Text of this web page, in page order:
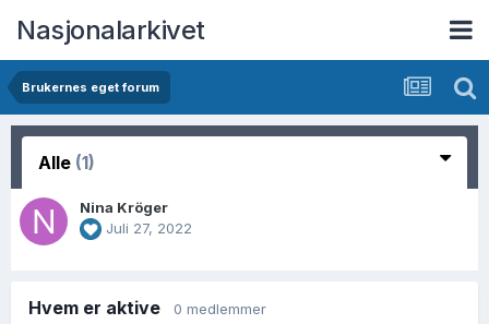
Nasjonalarkivet
Brukernes eget forum
Alle (1)
Nina Kröger
Juli 27, 2022
Hvem er aktive 0 medlemmer